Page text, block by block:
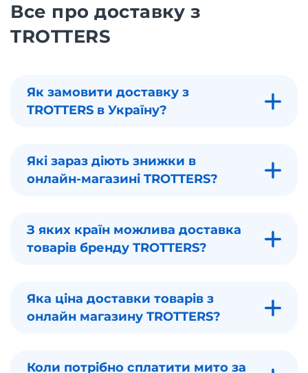
Все про доставку з
TROTTERS
Як замовити доставку з
TROTTERS в Україну?
Які зараз діють знижки в
онлайн-магазині TROTTERS?
З яких країн можлива доставка
товарів бренду TROTTERS?
Яка ціна доставки товарів з
онлайн магазину TROTTERS?
Коли потрібно сплатити мито за